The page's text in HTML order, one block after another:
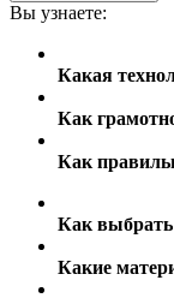
Вы узнаете:
Какая
Как
Как
Как выбрать
Какие